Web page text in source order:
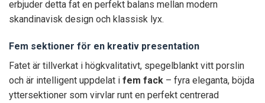
erbjuder detta fat en perfekt balans mellan modern
skandinavisk design och klassisk lyx.
Fem sektioner för en kreativ presentation
Fatet är tillverkat i högkvalitativt, spegelblankt vitt porslin
och är intelligent uppdelat i fem fack – fyra eleganta, böjda
yttersektioner som virvlar runt en perfekt centrerad